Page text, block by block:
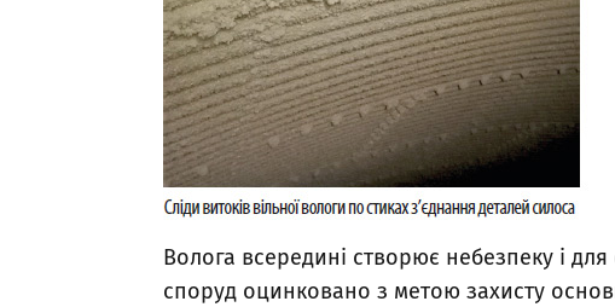
Волога всередині створює небезпеку і
споруд оцинковано з метою захисту